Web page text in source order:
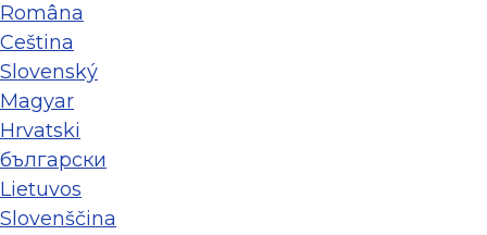
Româna
Ceština
Slovenský
Magyar
Hrvatski
български
Lietuvos
Slovenščina